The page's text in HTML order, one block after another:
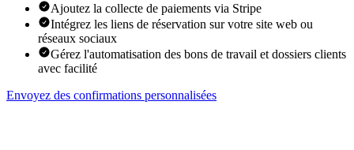
Ajoutez la collecte de paiements via Stripe
Intégrez les liens de réservation sur votre site web ou
réseaux sociaux
Gérez l'automatisation des bons de travail et dossiers clients
avec facilité
Envoyez des confirmations personnalisées